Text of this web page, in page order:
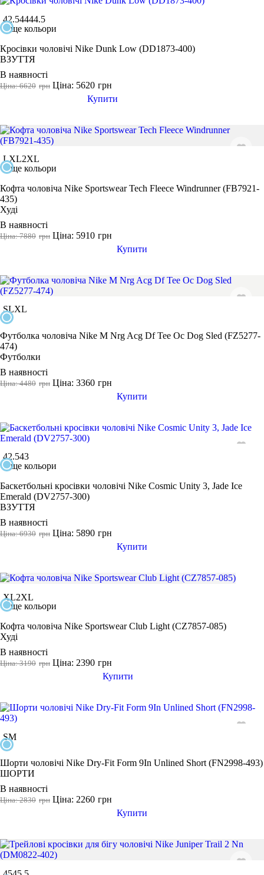
42.54444.5
ще кольори
Кросівки чоловічі Nike Dunk Low (DD1873-400)
ВЗУТТЯ
В наявності
грн
Ціна: 6620 грн
Ціна: 5620
Купити
LXL2XL
ще кольори
Кофта чоловіча Nike Sportswear Tech Fleece Windrunner (FB7921-
435)
Худі
В наявності
грн
Ціна: 7880 грн
Ціна: 5910
Купити
SLXL
Футболка чоловіча Nike M Nrg Acg Df Tee Oc Dog Sled (FZ5277-
474)
Футболки
В наявності
грн
Ціна: 4480 грн
Ціна: 3360
Купити
42.543
ще кольори
Баскетбольні кросівки чоловічі Nike Cosmic Unity 3, Jade Ice
Emerald (DV2757-300)
ВЗУТТЯ
В наявності
грн
Ціна: 6930 грн
Ціна: 5890
Купити
XL2XL
ще кольори
Кофта чоловіча Nike Sportswear Club Light (CZ7857-085)
Худі
В наявності
грн
Ціна: 3190 грн
Ціна: 2390
Купити
SM
Шорти чоловічі Nike Dry-Fit Form 9In Unlined Short (FN2998-493)
ШОРТИ
В наявності
грн
Ціна: 2830 грн
Ціна: 2260
Купити